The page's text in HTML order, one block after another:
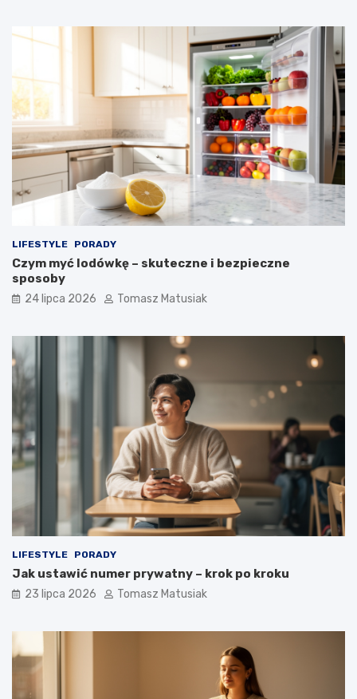
LIFESTYLE PORADY
Czym myć lodówkę – skuteczne i bezpieczne
sposoby
24 lipca 2026 Tomasz Matusiak
LIFESTYLE PORADY
Jak ustawić numer prywatny – krok po kroku
23 lipca 2026 Tomasz Matusiak